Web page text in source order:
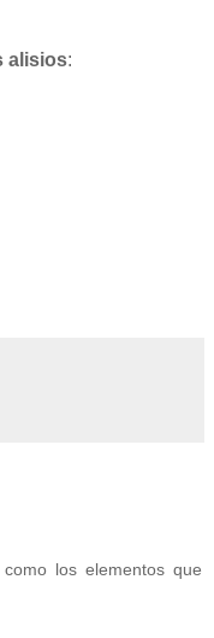
alisios:
los elementos que